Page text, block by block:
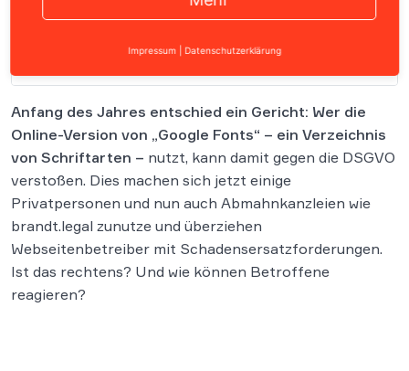
Anfang des Jahres entschied ein Gericht: Wer die
Online-Version von „Google Fonts“ – ein Verzeichnis
von Schriftarten – nutzt, kann damit gegen die DSGVO
verstoßen. Dies machen sich jetzt einige
Privatpersonen und nun auch Abmahnkanzleien wie
brandt.legal zunutze und überziehen
Webseitenbetreiber mit Schadensersatzforderungen.
Ist das rechtens? Und wie können Betroffene
reagieren?
Impressum Datenschutzerklärung